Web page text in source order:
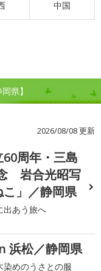
中国
県】
2026/08/08 更新
周年・三島
岩合光昭写
」／静岡県
出あう旅へ
浜松／静岡県
染めのうさとの服